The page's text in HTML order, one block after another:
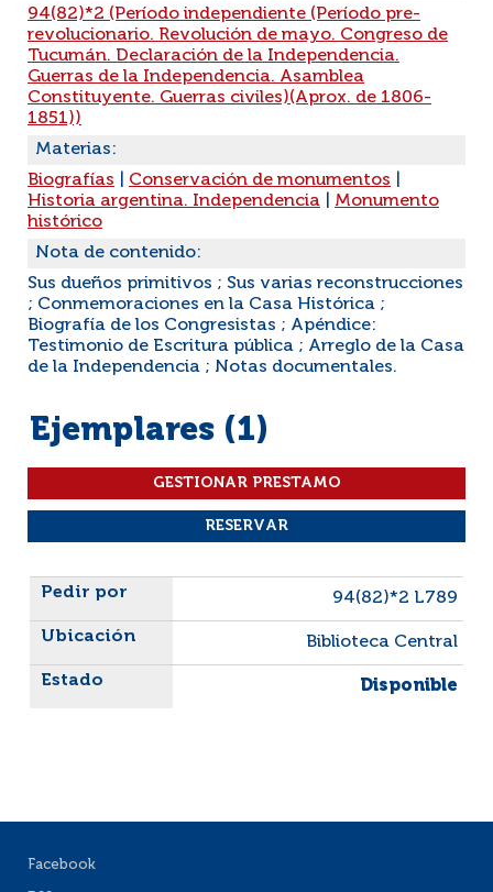
94(82)*2 (Período independiente (Período pre-
revolucionario. Revolución de mayo. Congreso de
Tucumán. Declaración de la Independencia.
Guerras de la Independencia. Asamblea
Constituyente. Guerras civiles)(Aprox. de 1806-
1851))
Materias:
Biografías
Conservación de monumentos
Historia argentina. Independencia
Monumento
histórico
Nota de contenido:
Sus dueños primitivos ; Sus varias reconstrucciones
; Conmemoraciones en la Casa Histórica ;
Biografía de los Congresistas ; Apéndice:
Testimonio de Escritura pública ; Arreglo de la Casa
de la Independencia ; Notas documentales.
Ejemplares (1)
Liste des exemplaires
94(82)*2 L789
Biblioteca Central
Disponible
Facebook